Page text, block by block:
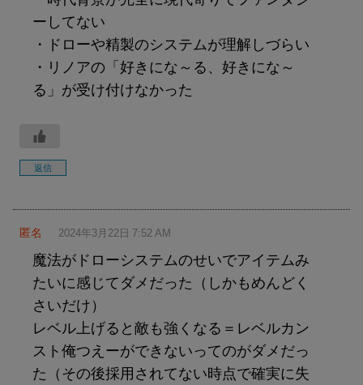
ーしてない
・ドローや精製のシステムが理解しづらい
・リノアの「好きにな～る、好きにな～
る」が受け付けなかった
返信
匿名 2024年3月22日 7:52 AM
魔法がドローシステムのせいでアイテムみ
たいに感じてダメだった（しかもめんどく
さいだけ）
レベル上げると敵も強くなる＝レベルカン
スト俺つえーができないってのがダメだっ
た（その後採用されてない時点で確実に失